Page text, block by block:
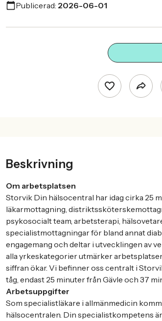
Publicerad: 2026-06-01
Beskrivning
Om arbetsplatsen
Storvik Din hälsocentral har idag cirka 25
läkarmottagning,
psykosocialt team, arbetsterapi,
specialistmottagningar för bland annat
engagemang och deltar i utvecklingen av
alla yrkeskategorier utmärker
siffran ökar. Vi befinner oss centralt i
tåg, endast 25 minuter från Gävle och 37
Arbetsuppgifter
Som specialistläkare i allmänmedicin
hälsocentralen. Din specialistkompetens